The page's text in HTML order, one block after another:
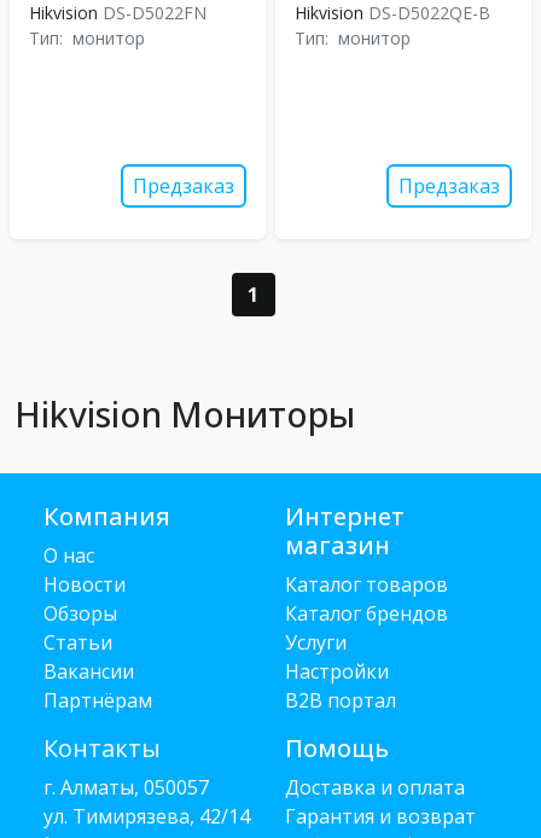
Hikvision DS-D5022FN
Тип: монитор
Предзаказ
Hikvision DS-D5022QE-B
Тип: монитор
Предзаказ
1
Hikvision Мониторы
Компания
О нас
Новости
Обзоры
Статьи
Вакансии
Партнёрам
Контакты
г. Алматы, 050057
ул. Тимирязева, 42/14
Интернет
магазин
Каталог товаров
Каталог брендов
Услуги
Настройки
B2B портал
Помощь
Доставка и оплата
Гарантия и возврат